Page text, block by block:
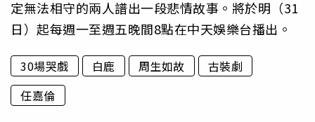
定無法相守的兩人譜出一段悲情故事。將於明（31
日）起每週一至週五晚間8點在中天娛樂台播出。
30場哭戲 白鹿 周生如故
古裝劇
任嘉倫